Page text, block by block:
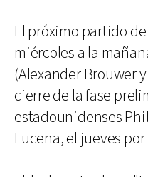
El próximo partido
miércoles a la
(Alexander Brouwer
cierre de la fase
estadounidenses
Lucena, el jueves